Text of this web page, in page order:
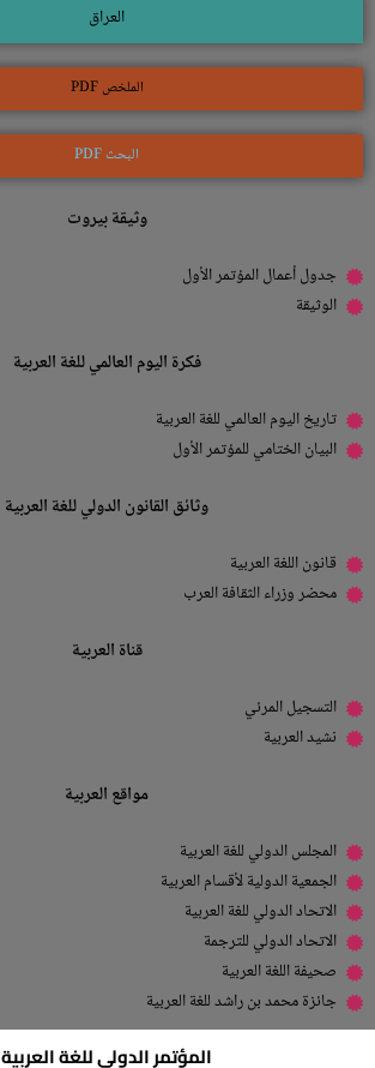
العراق
الملخص PDF
البحث PDF
وثيقة بيروت
جدول أعمال المؤتمر الأول
الوثيقة
فكرة اليوم العالمي للغة العربية
تاريخ اليوم العالمي للغة العربية
البيان الختامي للمؤتمر الأول
وثائق القانون الدولي للغة العربية
قانون اللغة العربية
محضر وزراء الثقافة العرب
قناة العربية
التسجيل المرئي
نشيد العربية
مواقع العربية
المجلس الدولي للغة العربية
الجمعية الدولية لأقسام العربية
الاتحاد الدولي للغة العربية
الاتحاد الدولي للترجمة
صحيفة اللغة العربية
جائزة محمد بن راشد للغة العربية
المؤتمر الدولي للغة العربية